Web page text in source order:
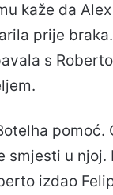
kaže da
prije
s
pomoć.
smjesti u njoj.
izdao